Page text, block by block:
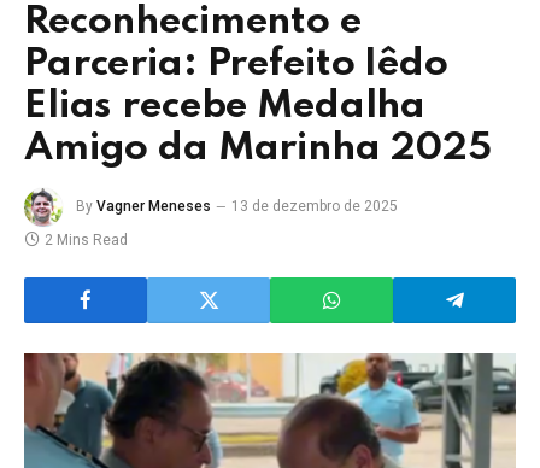
Reconhecimento e
Parceria: Prefeito Iêdo
Elias recebe Medalha
Amigo da Marinha 2025
By Vagner Meneses
13 de dezembro de 2025
2 Mins Read